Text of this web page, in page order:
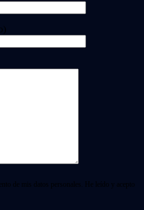
de mis datos personales. He leído y acepto